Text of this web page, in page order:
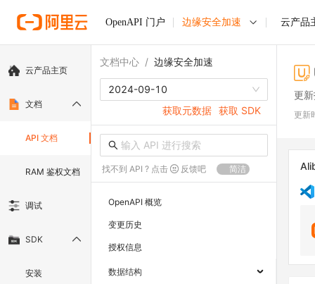
OpenAPI 门户 边缘安全加速 云产品
云产品主页
文档
API 文档
RAM 鉴权文档
调试
SDK
安装
文档中心 / 边缘安全加速
2024-09-10
获取元数据 获取 SDK
找不到 API ? 点击 反馈吧 简洁
OpenAPI 概览
变更历史
授权信息
数据结构
更
更新